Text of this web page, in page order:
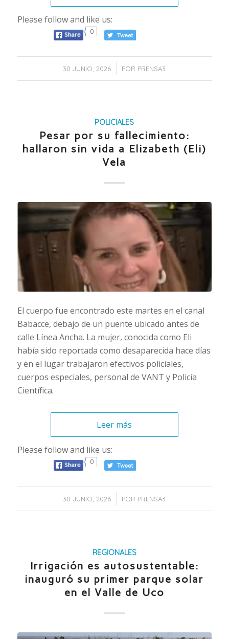
Please follow and like us:
0
30 JUNIO, 2026
/ POR PRENSA3
POLICIALES
Pesar por su fallecimiento:
hallaron sin vida a Elizabeth (Eli)
Vela
El cuerpo fue encontrado este martes en el canal
Babacce, debajo de un puente ubicado antes de
calle Línea Ancha. La mujer, conocida como Eli
había sido reportada como desaparecida hace días
y en el lugar trabajaron efectivos policiales,
cuerpos especiales, personal de VANT y Policía
Científica.
Leer más
Please follow and like us:
0
30 JUNIO, 2026
/ POR PRENSA3
REGIONALES
Irrigación es autosustentable:
inauguró su primer parque solar
en el Valle de Uco